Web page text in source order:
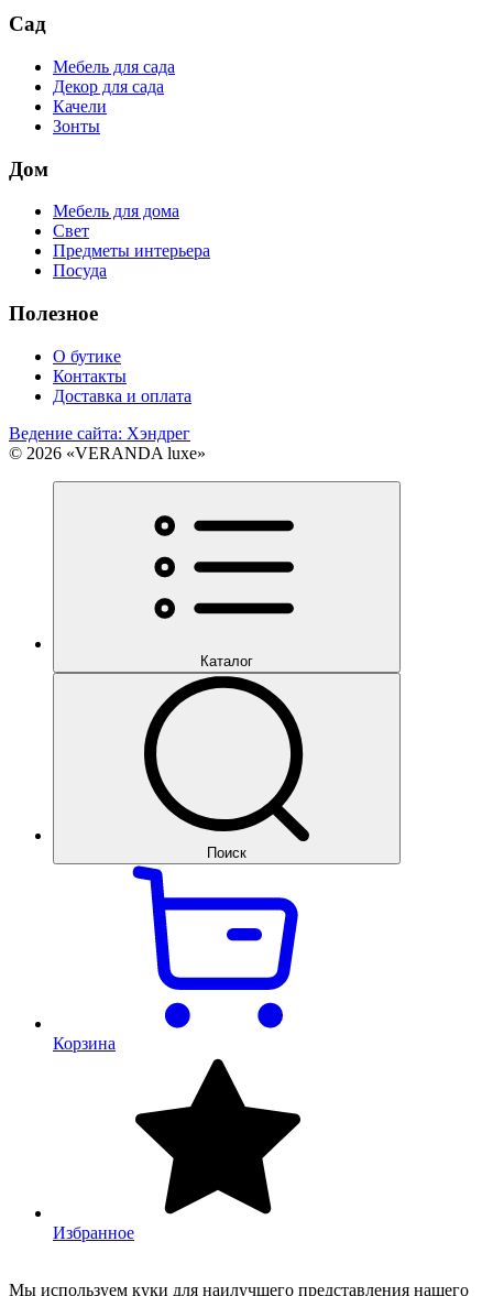
Сад
Мебель для сада
Декор для сада
Качели
Зонты
Дом
Мебель для дома
Свет
Предметы интерьера
Посуда
Полезное
О бутике
Контакты
Доставка и оплата
Ведение сайта: Хэндрег
© 2026 «VERANDA luxe»
Каталог
Поиск
Корзина
Избранное
Мы используем куки для наилучшего представления нашего